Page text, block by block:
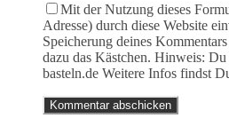
Mit der Nutzung dieses
Adresse) durch diese Website
Speicherung deines
dazu das Kästchen. Hinweis:
basteln.de Weitere Infos findst